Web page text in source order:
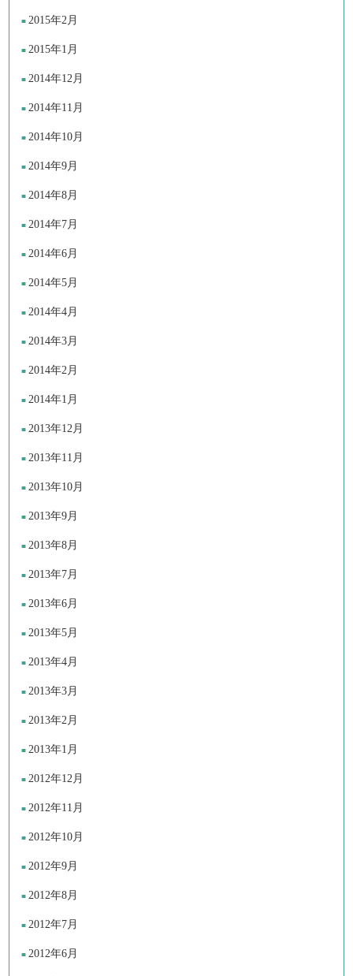
2015年2月
2015年1月
2014年12月
2014年11月
2014年10月
2014年9月
2014年8月
2014年7月
2014年6月
2014年5月
2014年4月
2014年3月
2014年2月
2014年1月
2013年12月
2013年11月
2013年10月
2013年9月
2013年8月
2013年7月
2013年6月
2013年5月
2013年4月
2013年3月
2013年2月
2013年1月
2012年12月
2012年11月
2012年10月
2012年9月
2012年8月
2012年7月
2012年6月